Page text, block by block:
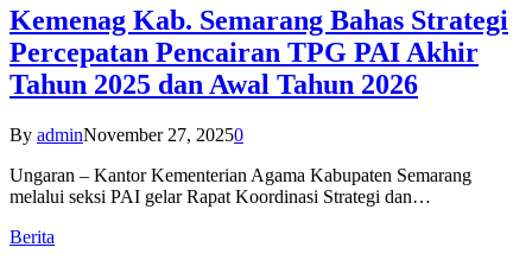
Kemenag Kab. Semarang Bahas Strategi
Percepatan Pencairan TPG PAI Akhir
Tahun 2025 dan Awal Tahun 2026
By adminNovember 27, 20250
Ungaran – Kantor Kementerian Agama Kabupaten Semarang
melalui seksi PAI gelar Rapat Koordinasi Strategi dan…
Berita